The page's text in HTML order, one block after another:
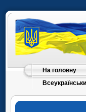
На головну